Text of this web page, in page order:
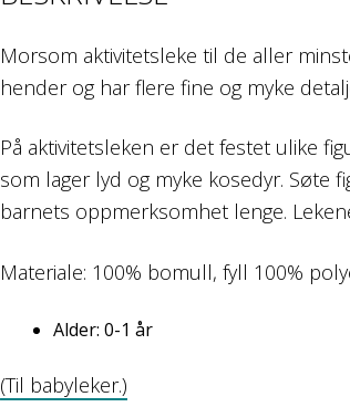
Morsom aktivitetsleke til de aller
hender og har flere fine og myke
På aktivitetsleken er det festet ulike
som lager lyd og myke kosedyr. Søte
barnets oppmerksomhet lenge.
Materiale: 100% bomull, fyll 100%
Alder: 0-1 år
(Til babyleker.)